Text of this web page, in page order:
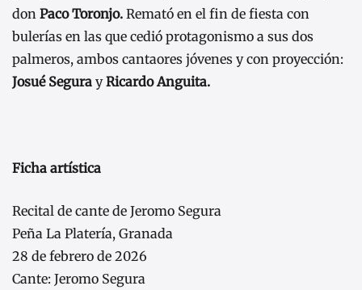
don Paco Toronjo. Remató en el fin de fiesta con
bulerías en las que cedió protagonismo a sus dos
palmeros, ambos cantaores jóvenes y con proyección:
Josué Segura yRicardo Anguita.
Ficha artística
Recital de cante de Jeromo Segura
Peña La Platería, Granada
28 de febrero de 2026
Cante: Jeromo Segura